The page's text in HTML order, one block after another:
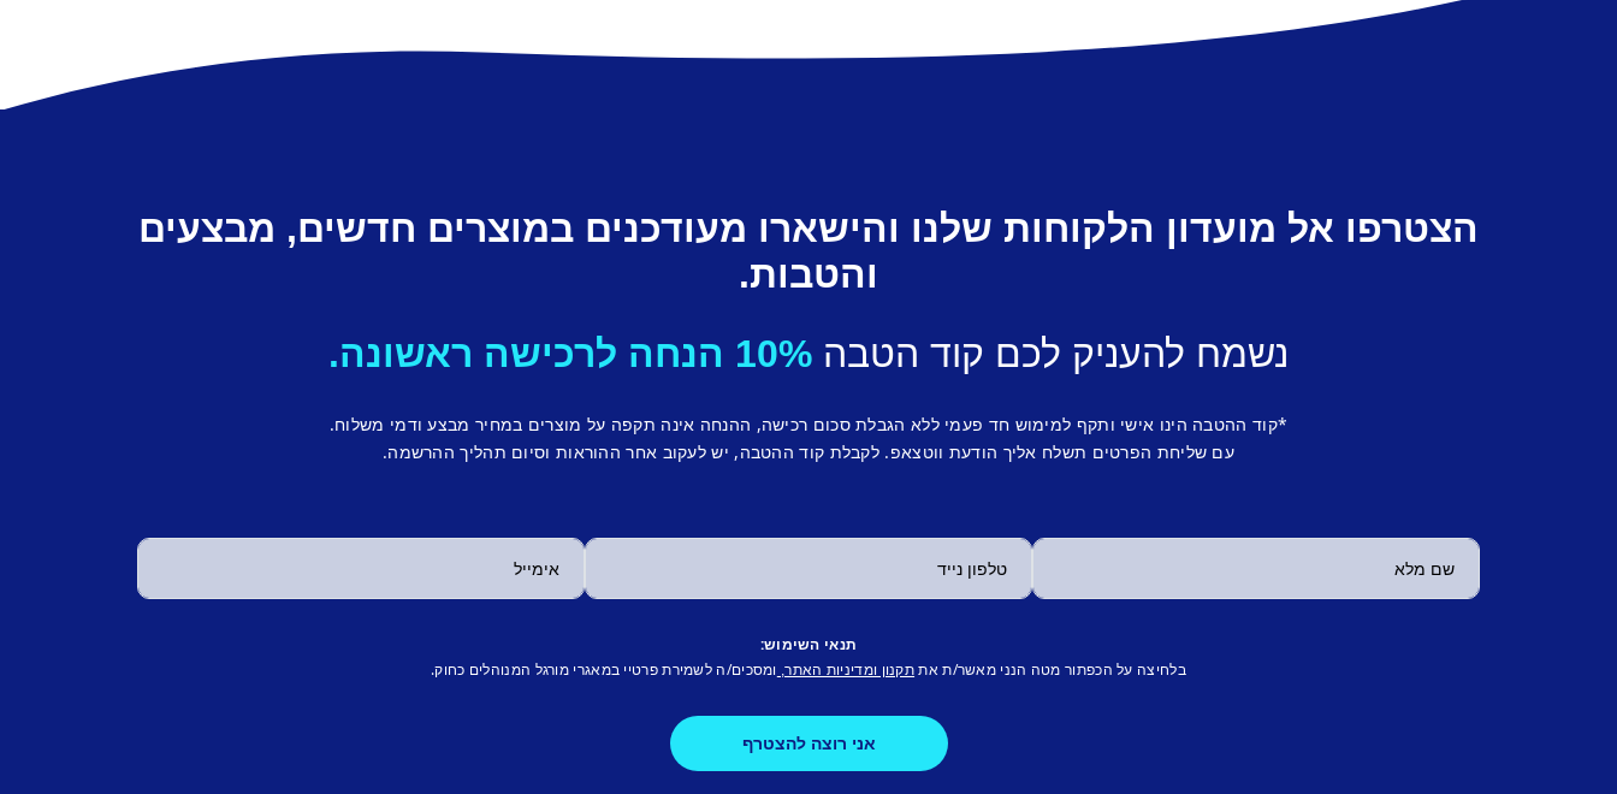
הצטרפו אל מועדון הלקוחות שלנו והישארו מעודכנים במוצרים חדשים, מבצעים
והטבות.
נשמח להעניק לכם קוד הטבה 10% הנחה לרכישה ראשונה.
*קוד ההטבה הינו אישי ותקף למימוש חד פעמי ללא הגבלת סכום רכישה, ההנחה אינה תקפה על מוצרים במחיר מבצע ודמי משלוח.
עם שליחת הפרטים תשלח אליך הודעת ווטצאפ. לקבלת קוד ההטבה, יש לעקוב אחר ההוראות וסיום תהליך ההרשמה.
תנאי השימוש:
בלחיצה על הכפתור מטה הנני מאשר/ת את תקנון ומדיניות האתר, ומסכים/ה לשמירת פרטיי במאגרי מורגל המנוהלים כחוק.